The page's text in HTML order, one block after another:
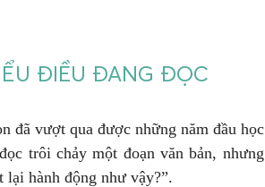
ĐIỀU ĐANG ĐỌC
đã vượt qua được những năm đầu học
trôi chảy một đoạn văn bản, nhưng
hành động như vậy?”.